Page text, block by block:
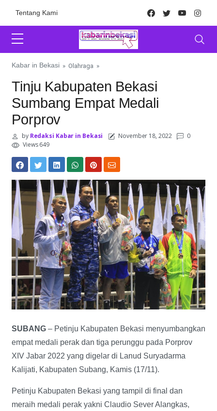
Tentang Kami Facebook
TwitterYoutube
Kabar in Bekasi » Olahraga »
Tinju Kabupaten Bekasi
Sumbang Empat Medali
Porprov
byRedaksi Kabar in Bekasi November 18, 2022
0
Views 649
SUBANG – Petinju Kabupaten Bekasi menyumbangkan
empat medali perak dan tiga perunggu pada Porprov
XIV Jabar 2022 yang digelar di Lanud Suryadarma
Kalijati, Kabupaten Subang, Kamis (17/11).
Petinju Kabupaten Bekasi yang tampil di final dan
meraih medali perak yakni Claudio Sever Alangkas,